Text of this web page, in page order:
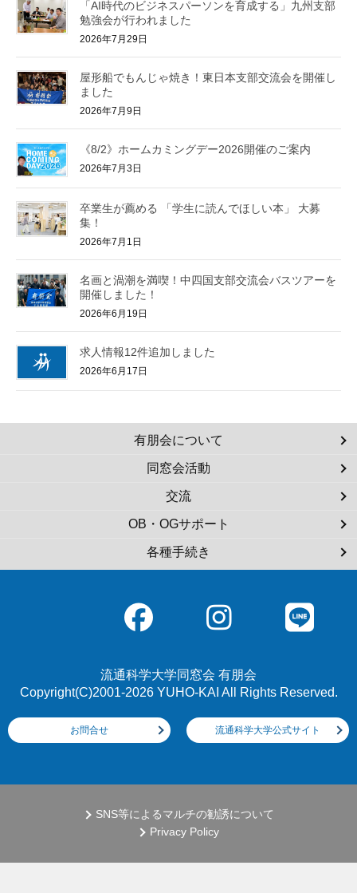
「AI時代のビジネスパーソンを育成する」九州支部
勉強会が行われました
2026年7月29日
屋形船でもんじゃ焼き！東日本支部交流会を開催し
ました
2026年7月9日
《8/2》ホームカミングデー2026開催のご案内
2026年7月3日
卒業生が薦める 「学生に読んでほしい本」 大募
集！
2026年7月1日
名画と渦潮を満喫！中四国支部交流会バスツアーを
開催しました！
2026年6月19日
求人情報12件追加しました
2026年6月17日
有朋会について
同窓会活動
交流
OB・OGサポート
各種手続き
流通科学大学同窓会 有朋会
Copyright(C)2001-2026 YUHO-KAI All Rights Reserved.
お問合せ 流通科学大学公式サイト
SNS等によるマルチの勧誘について
Privacy Policy